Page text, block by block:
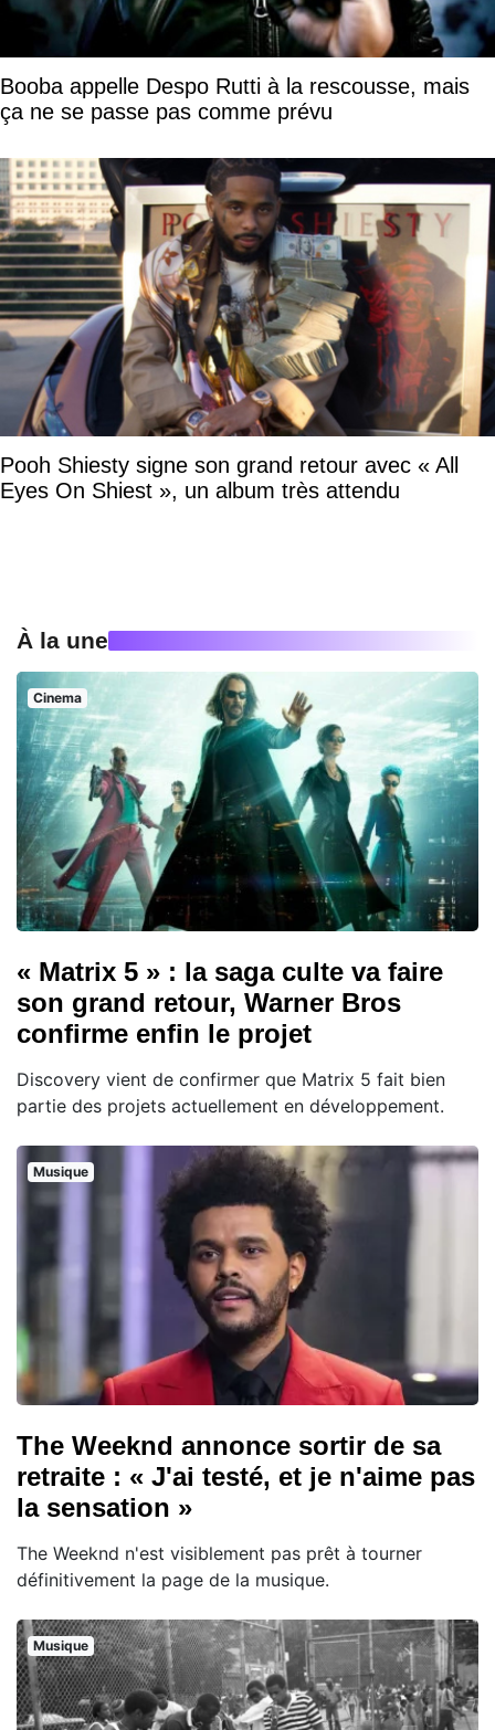
Booba appelle Despo Rutti à la rescousse, mais
ça ne se passe pas comme prévu
Pooh Shiesty signe son grand retour avec « All
Eyes On Shiest », un album très attendu
À la une
Cinema
« Matrix 5 » : la saga culte va faire
son grand retour, Warner Bros
confirme enfin le projet
Discovery vient de confirmer que Matrix 5 fait bien
partie des projets actuellement en développement.
Musique
The Weeknd annonce sortir de sa
retraite : « J'ai testé, et je n'aime pas
la sensation »
The Weeknd n'est visiblement pas prêt à tourner
définitivement la page de la musique.
Musique